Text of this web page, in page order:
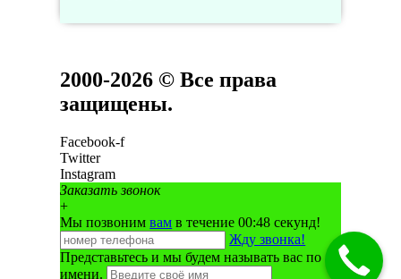
2000-2026 © Все права
защищены.
Facebook-f
Twitter
Instagram
Заказать звонок
+
Мы позвонимвам в течение 00:48 секунд!
Жду звонка!
Представьтесь и мы будем называть вас по
имени.